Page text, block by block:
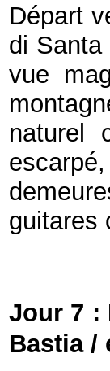
Départ
di Santa
vue
naturel
guitares
Jour 7 :
Bastia /